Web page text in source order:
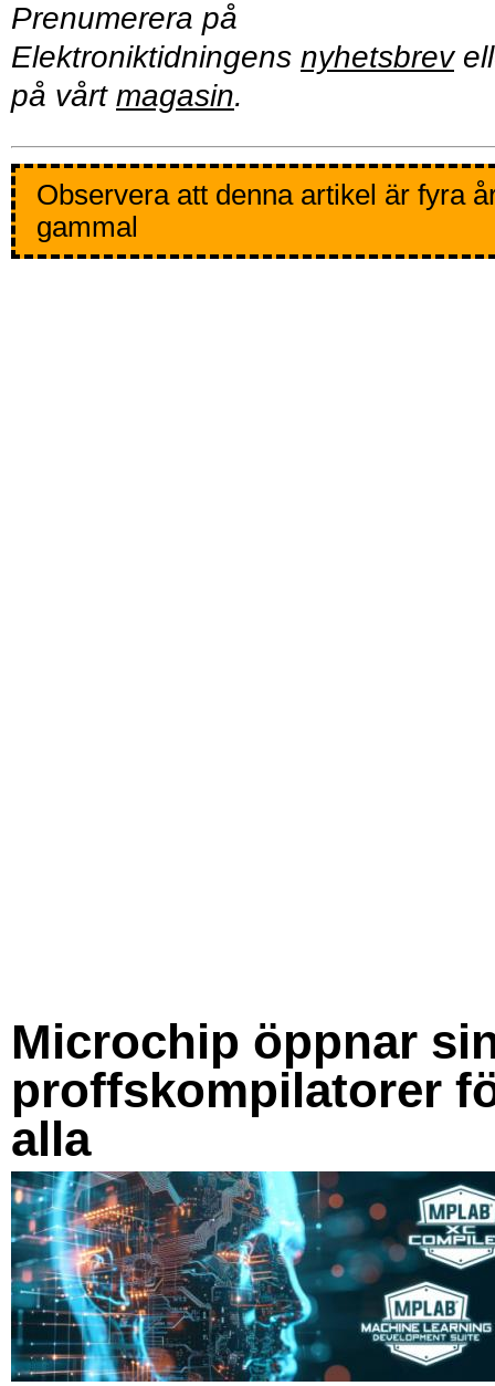
Prenumerera på
Elektroniktidningens nyhetsbrev
på vårt magasin.
Observera att denna artikel är fyra
gammal
Microchip öppnar
proffskompilatorer
alla